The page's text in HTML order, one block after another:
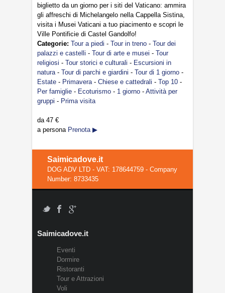
biglietto da un giorno per i siti del Vaticano: ammira
gli affreschi di Michelangelo nella Cappella Sistina,
visita i Musei Vaticani a tuo piacimento e scopri le
Ville Pontificie di Castel Gandolfo!
Categorie: Tour a piedi - Tour in treno - Tour dei
palazzi e castelli - Tour di arte e musei - Tour
religiosi - Tour storici e culturali - Escursioni in
natura - Tour di parchi e giardini - Tour di 1 giorno -
Estate - Primavera - Chiese e cattedrali - Top 10 -
Per famiglie - Ecoturismo - 1 giorno - Attività per
gruppi - Prima visita
da 47 €
a persona Prenota ▶
Saimicadove.it
DOG ADV LTD - VAT: 178644759 - Company
Number: 8733435
Saimicadove.it
Eventi
Dormire
Ristoranti
Tour e Attrazioni
Voli